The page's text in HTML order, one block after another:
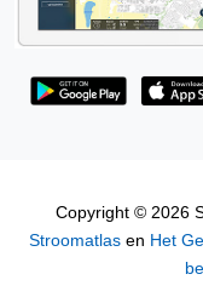
Copyright © 2026
Stroomatlasen Het